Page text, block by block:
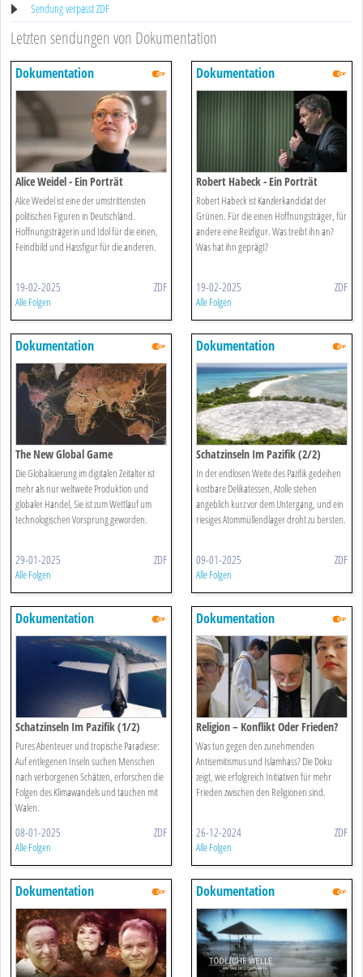
Sendung verpasst ZDF
Letzten sendungen von Dokumentation
Dokumentation
Alice Weidel - Ein Porträt
Alice Weidel ist eine der umstrittensten
politischen Figuren in Deutschland.
Hoffnungsträgerin und Idol für die einen,
Feindbild und Hassfigur für die anderen.
19-02-2025 ZDF
Alle Folgen
Dokumentation
Robert Habeck - Ein Porträt
Robert Habeck ist Kanzlerkandidat der
Grünen. Für die einen Hoffnungsträger, für
andere eine Reizfigur. Was treibt ihn an?
Was hat ihn geprägt?
19-02-2025 ZDF
Alle Folgen
Dokumentation
The New Global Game
Die Globalisierung im digitalen Zeitalter ist
mehr als nur weltweite Produktion und
globaler Handel, Sie ist zum Wettlauf um
technologischen Vorsprung geworden.
29-01-2025 ZDF
Alle Folgen
Dokumentation
Schatzinseln Im Pazifik (2/2)
In der endlosen Weite des Pazifik gedeihen
kostbare Delikatessen, Atolle stehen
angeblich kurz vor dem Untergang, und ein
riesiges Atommüllendlager droht zu bersten.
09-01-2025 ZDF
Alle Folgen
Dokumentation
Schatzinseln Im Pazifik (1/2)
Pures Abenteuer und tropische Paradiese:
Auf entlegenen Inseln suchen Menschen
nach verborgenen Schätzen, erforschen die
Folgen des Klimawandels und tauchen mit
Walen.
08-01-2025 ZDF
Alle Folgen
Dokumentation
Religion – Konflikt Oder Frieden?
Was tun gegen den zunehmenden
Antisemitismus und Islamhass? Die Doku
zeigt, wie erfolgreich Initiativen für mehr
Frieden zwischen den Religionen sind.
26-12-2024 ZDF
Alle Folgen
Dokumentation Dokumentation